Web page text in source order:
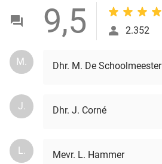
9,5 2.352
M. Dhr. M. De Schoolmeester
J. Dhr. J. Corné
L.
Mevr. L. Hammer